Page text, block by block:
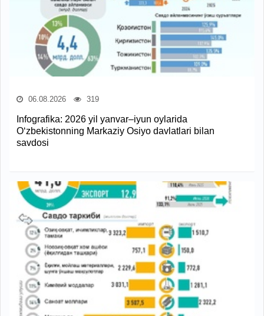
06.08.2026 319
Infografika: 2026 yil yanvar–iyun oylarida
O‘zbekistonning Markaziy Osiyo davlatlari bilan
savdosi